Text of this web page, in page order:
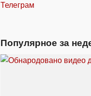
Телеграм
Популярное за